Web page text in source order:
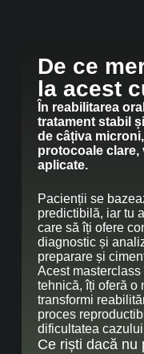
De ce
la acest
În reabilitarea
tratament stabil
de câțiva
protocoale
aplicate.
Pacienții se
predictibilă, iar tu
care să îți ofere
diagnostic și
preparare și
Acest
tehnică, îți oferă o
transformi
proces
dificultatea
Ce riști dacă nu